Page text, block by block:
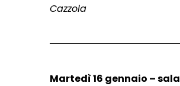
Cazzola
Martedì 16 gennaio – sala